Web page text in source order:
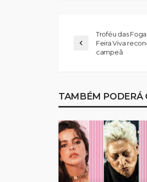
Troféu das
Feira Viva
campeã
TAMBÉM PODERÁ